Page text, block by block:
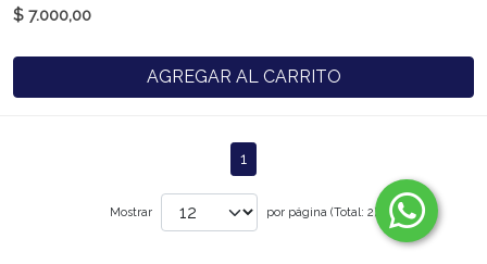
$ 7.000,00
AGREGAR AL CARRITO
1
Mostrar por página (Total: 2)